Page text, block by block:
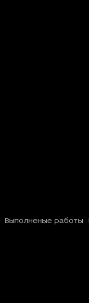
Выполненые работы